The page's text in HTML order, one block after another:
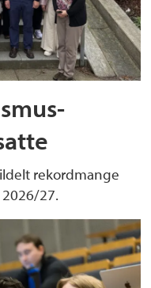
rekordmange
27.